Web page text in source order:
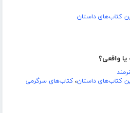
کتاب‌های داستان
یا واقعی؟
کتاب‌های داستان، کتاب‌های سرگرمی